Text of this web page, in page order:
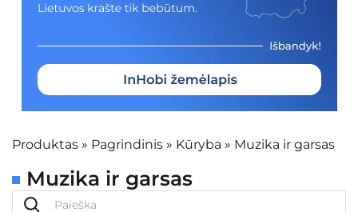
Produktas » Pagrindinis » Kūryba » Muzika ir garsas
Muzika ir garsas